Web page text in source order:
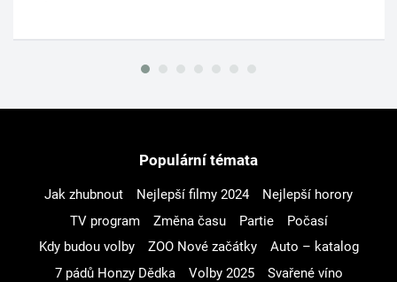
Populární témata
Jak zhubnout Nejlepší filmy 2024
Nejlepší horory
TV program
Změna času Partie
Počasí
Kdy budou volby
ZOO Nové začátky
Auto – katalog
7 pádů Honzy Dědka
Volby 2025
Svařené víno